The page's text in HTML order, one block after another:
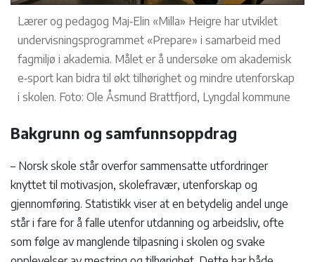
Lærer og pedagog Maj‑Elin «Milla» Heigre har utviklet
undervisningsprogrammet «Prepare» i samarbeid med
fagmiljø i akademia. Målet er å undersøke om akademisk
e‑sport kan bidra til økt tilhørighet og mindre utenforskap
i skolen. Foto: Ole Åsmund Brattfjord, Lyngdal kommune
Bakgrunn og samfunnsoppdrag
– Norsk skole står overfor sammensatte utfordringer
knyttet til motivasjon, skolefravær, utenforskap og
gjennomføring. Statistikk viser at en betydelig andel unge
står i fare for å falle utenfor utdanning og arbeidsliv, ofte
som følge av manglende tilpasning i skolen og svake